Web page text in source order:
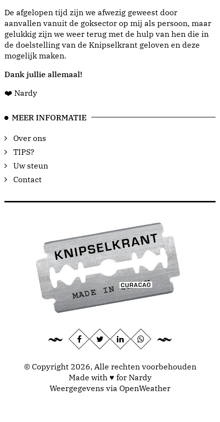
De afgelopen tijd zijn we afwezig geweest door
aanvallen vanuit de goksector op mij als persoon, maar
gelukkig zijn we weer terug met de hulp van hen die in
de doelstelling van de Knipselkrant geloven en deze
mogelijk maken.
Dank jullie allemaal!
❤️ Nardy
MEER INFORMATIE
Over ons
TIPS?
Uw steun
Contact
© Copyright 2026, Alle rechten voorbehouden
Made with ♥ for Nardy
Weergegevens via OpenWeather